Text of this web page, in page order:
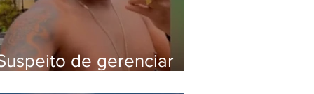
de gerenciar